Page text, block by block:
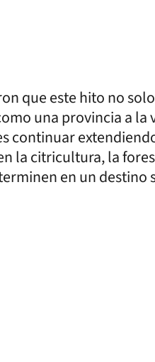
que este hito no
una provincia a la
continuar
la citricultura, la
en un destino